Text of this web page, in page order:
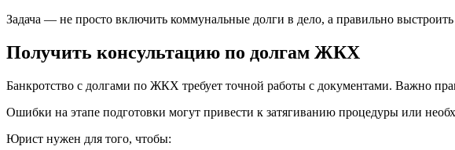
Задача — не просто включить коммунальные долги в дело, а правильно
Получить консультацию по долгам ЖКХ
Банкротство с долгами по ЖКХ требует точной работы с документами. Важно
Ошибки на этапе подготовки могут привести к затягиванию процедуры или
Юрист нужен для того, чтобы: